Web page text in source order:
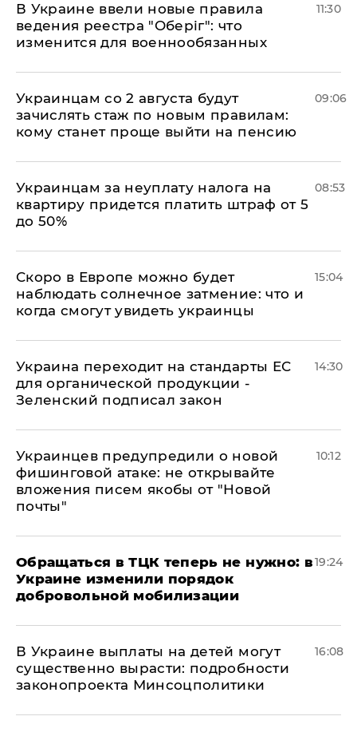
В Украине ввели новые правила
ведения реестра "Оберіг": что
изменится для военнообязанных
11:30
Украинцам со 2 августа будут
зачислять стаж по новым правилам:
кому станет проще выйти на пенсию
09:06
Украинцам за неуплату налога на
квартиру придется платить штраф от 5
до 50%
08:53
Скоро в Европе можно будет
наблюдать солнечное затмение: что и
когда смогут увидеть украинцы
15:04
Украина переходит на стандарты ЕС
для органической продукции -
Зеленский подписал закон
14:30
Украинцев предупредили о новой
фишинговой атаке: не открывайте
вложения писем якобы от "Новой
почты"
10:12
Обращаться в ТЦК теперь не нужно: в
Украине изменили порядок
добровольной мобилизации
19:24
В Украине выплаты на детей могут
существенно вырасти: подробности
законопроекта Минсоцполитики
16:08